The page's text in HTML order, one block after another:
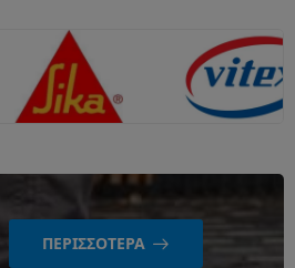
ΠΕΡΙΣΣΌΤΕΡΑ